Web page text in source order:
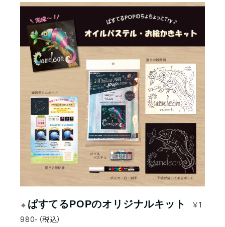
🔸 ぱすてるPOPのオリジナルキット
￥1
980-（税込）